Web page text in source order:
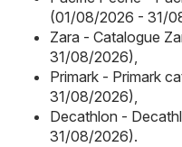
(01/08/2026 - 31/
Zara - Catalogue
31/08/2026),
Primark - Primark
31/08/2026),
Decathlon -
31/08/2026).